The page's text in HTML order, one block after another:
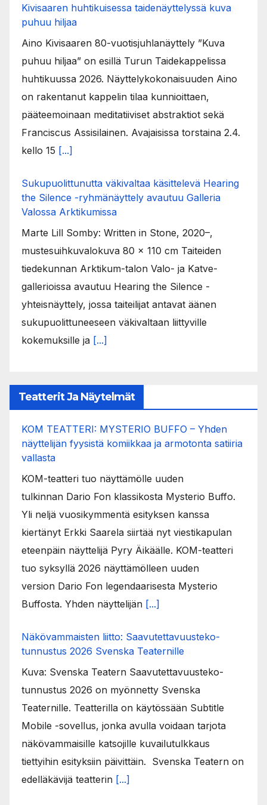
Kivisaaren huhtikuisessa taidenäyttelyssä kuva
puhuu hiljaa
Aino Kivisaaren 80-vuotisjuhlanäyttely ”Kuva
puhuu hiljaa” on esillä Turun Taidekappelissa
huhtikuussa 2026. Näyttelykokonaisuuden Aino
on rakentanut kappelin tilaa kunnioittaen,
pääteemoinaan meditatiiviset abstraktiot sekä
Franciscus Assisilainen. Avajaisissa torstaina 2.4.
kello 15 [...]
Sukupuolittunutta väkivaltaa käsittelevä Hearing
the Silence -ryhmänäyttely avautuu Galleria
Valossa Arktikumissa
Marte Lill Somby: Written in Stone, 2020–,
mustesuihkuvalokuva 80 x 110 cm Taiteiden
tiedekunnan Arktikum-talon Valo- ja Katve-
gallerioissa avautuu Hearing the Silence -
yhteisnäyttely, jossa taiteilijat antavat äänen
sukupuolittuneeseen väkivaltaan liittyville
kokemuksille ja [...]
Teatterit Ja Näytelmät
KOM TEATTERI: MYSTERIO BUFFO – Yhden
näyttelijän fyysistä komiikkaa ja armotonta satiiria
vallasta
KOM-teatteri tuo näyttämölle uuden
tulkinnan Dario Fon klassikosta Mysterio Buffo.
Yli neljä vuosikymmentä esityksen kanssa
kiertänyt Erkki Saarela siirtää nyt viestikapulan
eteenpäin näyttelijä Pyry Äikäälle. KOM-teatteri
tuo syksyllä 2026 näyttämölleen uuden
version Dario Fon legendaarisesta Mysterio
Buffosta. Yhden näyttelijän [...]
Näkövammaisten liitto: Saavutettavuusteko-
tunnustus 2026 Svenska Teaternille
Kuva: Svenska Teatern Saavutettavuusteko-
tunnustus 2026 on myönnetty Svenska
Teaternille. Teatterilla on käytössään Subtitle
Mobile -sovellus, jonka avulla voidaan tarjota
näkövammaisille katsojille kuvailutulkkaus
tiettyihin esityksiin päivittäin. Svenska Teatern on
edelläkävijä teatterin [...]